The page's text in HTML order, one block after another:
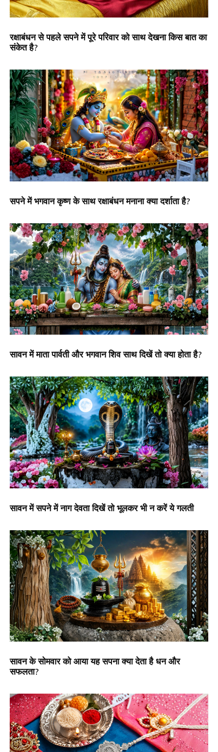
रक्षाबंधन से पहले सपने में पूरे परिवार को साथ देखना किस बात का
संकेत है?
सपने में भगवान कृष्ण के साथ रक्षाबंधन मनाना क्या दर्शाता है?
सावन में माता पार्वती और भगवान शिव साथ दिखें तो क्या होता है?
सावन में सपने में नाग देवता दिखें तो भूलकर भी न करें ये गलती
सावन के सोमवार को आया यह सपना क्या देता है धन और
सफलता?